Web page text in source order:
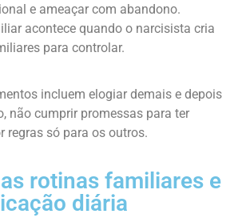
e ameaçar com abandono.
acontece quando o narcisista cria
para controlar.
incluem elogiar demais e depois
não cumprir promessas para ter
regras só para os outros.
rotinas familiares e
diária